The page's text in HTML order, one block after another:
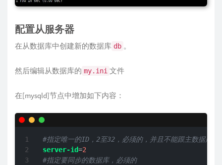
配置从服务器
在从数据库中创建新的数据库 db 。
然后编辑从数据库的 my.ini 文件
在[mysqld]节点中增加如下内容：
#指定唯一的ID，2至32，必须的，并且不能跟主数据库一
server-id=2
#指定要同步的数据库，必须的